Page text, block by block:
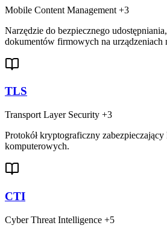
Mobile Content Management +3
Narzędzie do bezpiecznego
dokumentów firmowych na urządzeniach
TLS
Transport Layer Security +3
Protokół kryptograficzny
komputerowych.
CTI
Cyber Threat Intelligence +5